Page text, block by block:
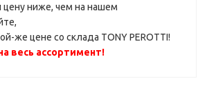
ниже, чем на нашем
же цене со склада TONY PEROTTI!
весь ассортимент!